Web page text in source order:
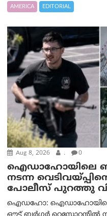
AMERICA EDITORIAL
Aug 8, 2026 . 0
ഐഡാഹോയിലെ
നടന്ന
പോലീസ് പുറത്തു
ഐഡഹോ: ഐഡാഹോയിലെ